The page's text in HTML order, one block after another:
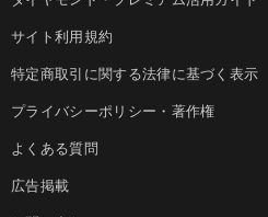
サイト利用規約
特定商取引に関する法律に基づく表示
プライバシーポリシー・著作権
よくある質問
広告掲載